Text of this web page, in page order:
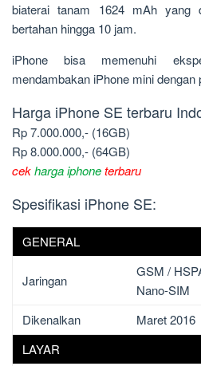
biaterai tanam 1624 mAh yang
bertahan hingga 10 jam.
iPhone bisa memenuhi
mendambakan iPhone mini
Harga iPhone SE terbaru
Rp 7.000.000,- (16GB)
Rp 8.000.000,- (64GB)
cekharga iphoneterbaru
Spesifikasi iPhone SE:
GENERAL
Jaringan
GSM /
Nano-SIM
Dikenalkan
Maret 2016
LAYAR